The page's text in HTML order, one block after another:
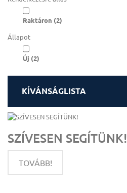
Raktáron (2)
Állapot
Új (2)
KÍVÁNSÁGLISTA
SZÍVESEN SEGÍTÜNK!
TOVÁBB!